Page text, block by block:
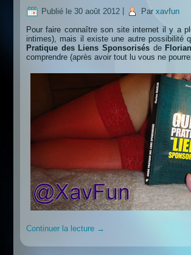
Publié le 30 août 2012 Par xavfun
Pour faire connaître son site internet il y a
intimes), mais il existe une autre possibilité
Pratique des Liens Sponsorisésde
comprendre (après avoir tout lu vous ne
Continuer la lecture →